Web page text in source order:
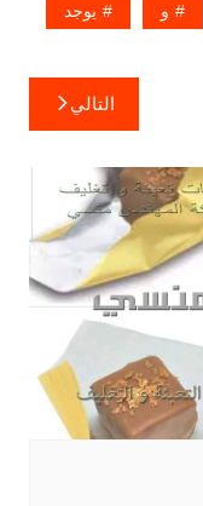
و يوجد
التالي